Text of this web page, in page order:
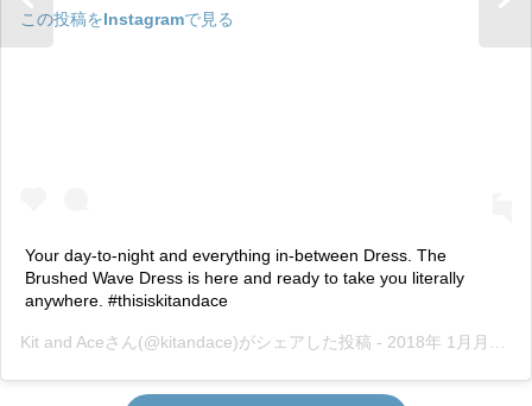
この投稿をInstagramで見る
Your day-to-night and everything in-between Dress. The
Brushed Wave Dress is here and ready to take you literally
anywhere. #thisiskitandace
Kit and Aceさん(@kitandace)がシェアした投稿 - 2018年 1月月25日午後4時08分